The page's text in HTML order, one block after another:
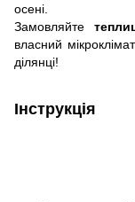
осені.
Замовляйте
власний
ділянці!
Інструкція